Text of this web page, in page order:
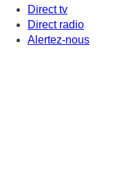
Direct tv
Direct radio
Alertez-nous